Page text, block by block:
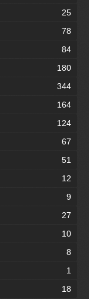
25
78
84
180
344
164
124
67
51
12
9
27
10
8
1
18